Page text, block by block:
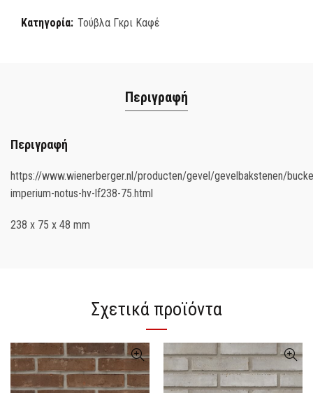
Κατηγορία: Τούβλα Γκρι Καφέ
Περιγραφή
Περιγραφή
https://www.wienerberger.nl/producten/gevel/gevelbakstenen/
imperium-notus-hv-lf238-75.html
238 x 75 x 48 mm
Σχετικά προϊόντα